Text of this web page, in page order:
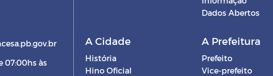
07:00hs às
Dados Abertos
A Cidade
História
Hino Oficial
A Prefeitura
Prefeito
Vice-prefeito